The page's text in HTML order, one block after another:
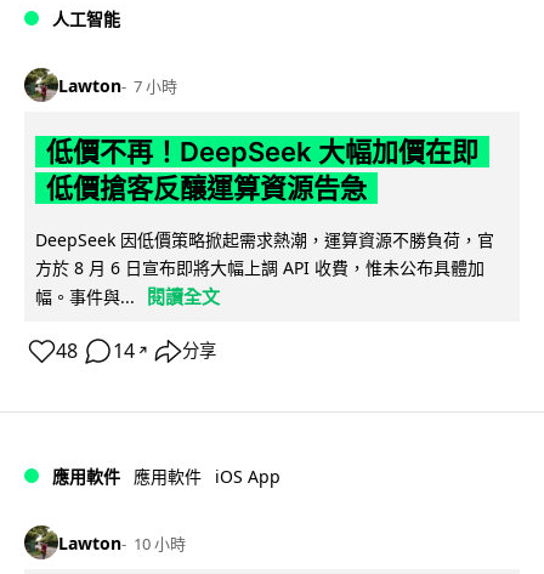
人工智能
Lawton 7 小時
低價不再！DeepSeek 大幅加價在即
低價搶客反釀運算資源告急
DeepSeek 因低價策略掀起需求熱潮，運算資源不勝負荷，官
方於 8 月 6 日宣布即將大幅上調 API 收費，惟未公布具體加
幅。事件與...
閱讀全文
48 14 ↗ 分享
應用軟件 應用軟件 iOS App
Lawton 10 小時